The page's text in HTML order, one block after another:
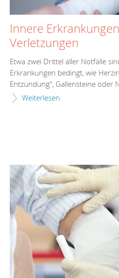
Innere
Verletzungen
Etwa zwei Drittel aller Notfälle
Erkrankungen bedingt, wie
Entzündung", Gallensteine oder
Weiterlesen